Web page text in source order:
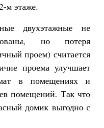
м этаже.
двухэтажные не
но потеря
проем) считается
проема улучшает
в помещениях и
помещений. Так что
домик выгодно с